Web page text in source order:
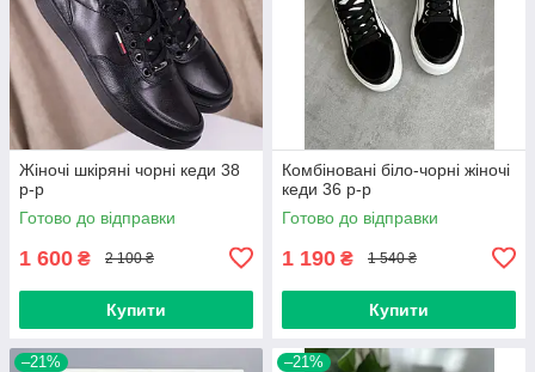
Жіночі шкіряні чорні кеди 38
р-р
Готово до відправки
1 600 ₴ 2 100 ₴
Купити
Комбіновані біло-чорні жіночі
кеди 36 р-р
Готово до відправки
1 190 ₴ 1 540 ₴
Купити
–21% –21%